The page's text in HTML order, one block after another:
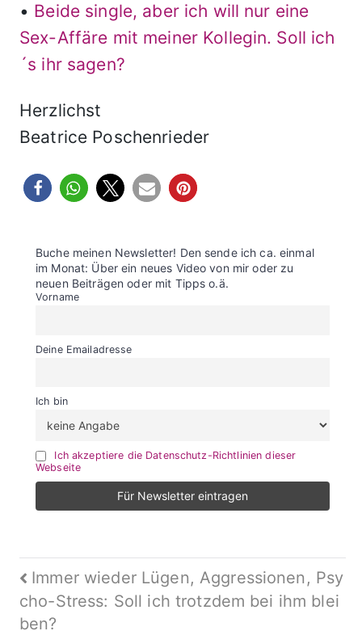
• Beide single, aber ich will nur eine
Sex-Affäre mit meiner Kollegin. Soll ich
´s ihr sagen?
Herzlichst
Beatrice Poschenrieder
Buche meinen Newsletter! Den sende ich ca. einmal
im Monat: Über ein neues Video von mir oder zu
neuen Beiträgen oder mit Tipps o.ä.
Vorname
Deine Emailadresse
Ich bin
Ich akzeptiere die Datenschutz-Richtlinien dieser
Webseite
Beitragsnavigation
Immer wieder Lügen, Aggressionen, Psy
cho-Stress: Soll ich trotzdem bei ihm blei
ben?